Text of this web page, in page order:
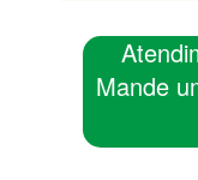
Mande